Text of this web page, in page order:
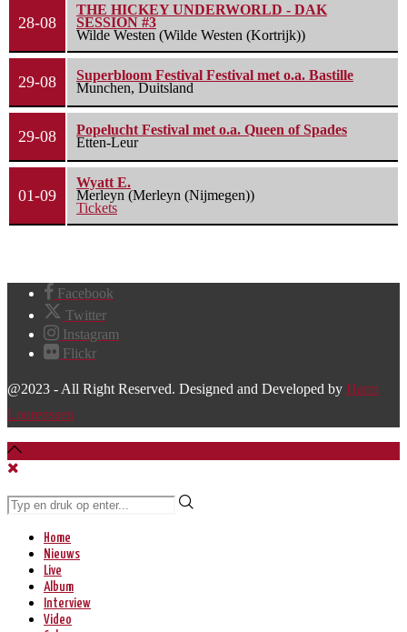
28-08
THE HICKEY UNDERWORLD - DAK
SESSION #3
Wilde Westen (Wilde Westen (Kortrijk))
29-08
Superbloom Festival Festival met o.a. Bastille
Munchen, Duitsland
29-08
Popelucht Festival met o.a. Queen of Spades
Etten-Leur
01-09
Wyatt E.
Merleyn (Merleyn (Nijmegen))
Tickets
Facebook
Twitter
Instagram
Flickr
@2023 - All Right Reserved. Designed and Developed by Harm
Lourenssen
Home
Nieuws
Live
Album
Interview
Video